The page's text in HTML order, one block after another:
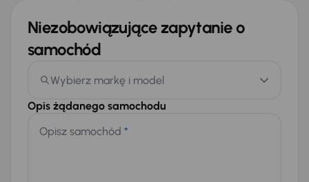
Niezobowiązujące zapytanie o
samochód
Wybierz markę i model
Opis żądanego samochodu
Opisz samochód *